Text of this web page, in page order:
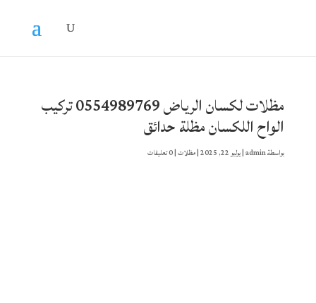
مظلات لكسان الرياض 0554989769 تركيب
الواح اللكسان مظلة حدائق
بواسطةadmin
|يوليو 22, 2025 |مظلات|0 تعليقات